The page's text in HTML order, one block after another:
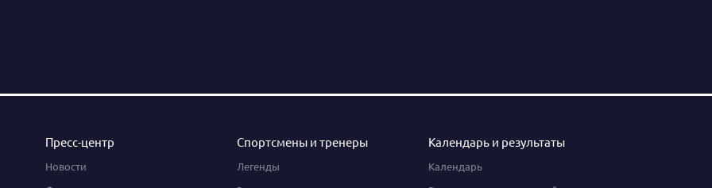
Пресс-центр
Новости
Спортсмены и тренеры
Легенды
Календарь и результаты
Календарь